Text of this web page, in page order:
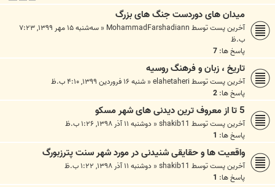
میدان های دوردست جنگ های بزرگ
آخرین پست توسطMohammadFarshadiann
«
سه‌شنبه ۱۵ مهر ۱۳۹۹, ۷:۲۳
ب.ظ
پاسخ ها: 7
تاریخ ، زبان و فرهنگ روسیه
آخرین پست توسطelahetaheri
« شنبه ۱۶ فروردین ۱۳۹۹, ۴:۱۰ ب.ظ
پاسخ ها: 2
5 تا از معروف ترین دیدنی های شهر مسکو
آخرین پست توسطshakib11
« دوشنبه ۱۱ آذر ۱۳۹۸, ۱:۲۶ ب.ظ
پاسخ ها: 1
واقعیت ها و حقایقی شنیدنی در مورد شهر سنت پترزبورگ
آخرین پست توسطshakib11
« دوشنبه ۱۱ آذر ۱۳۹۸, ۱:۲۲ ب.ظ
پاسخ ها: 1